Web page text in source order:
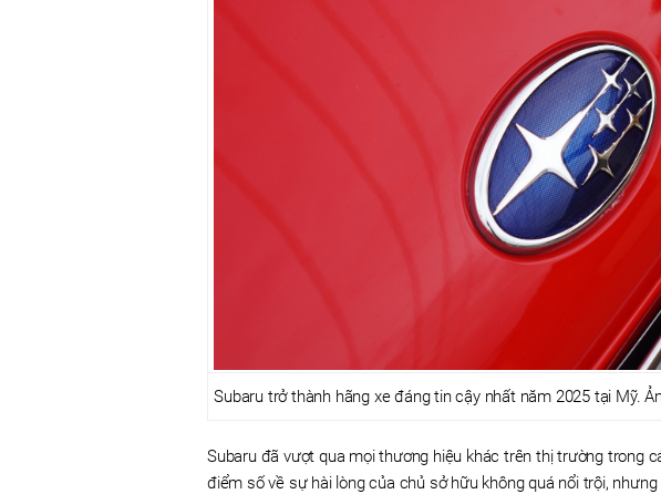
Subaru trở thành hãng xe đáng tin cậy nhất năm 2025 tại Mỹ.
Subaru đã vượt qua mọi thương hiệu khác trên thị trường trong
điểm số về sự hài lòng của chủ sở hữu không quá nổi trội,